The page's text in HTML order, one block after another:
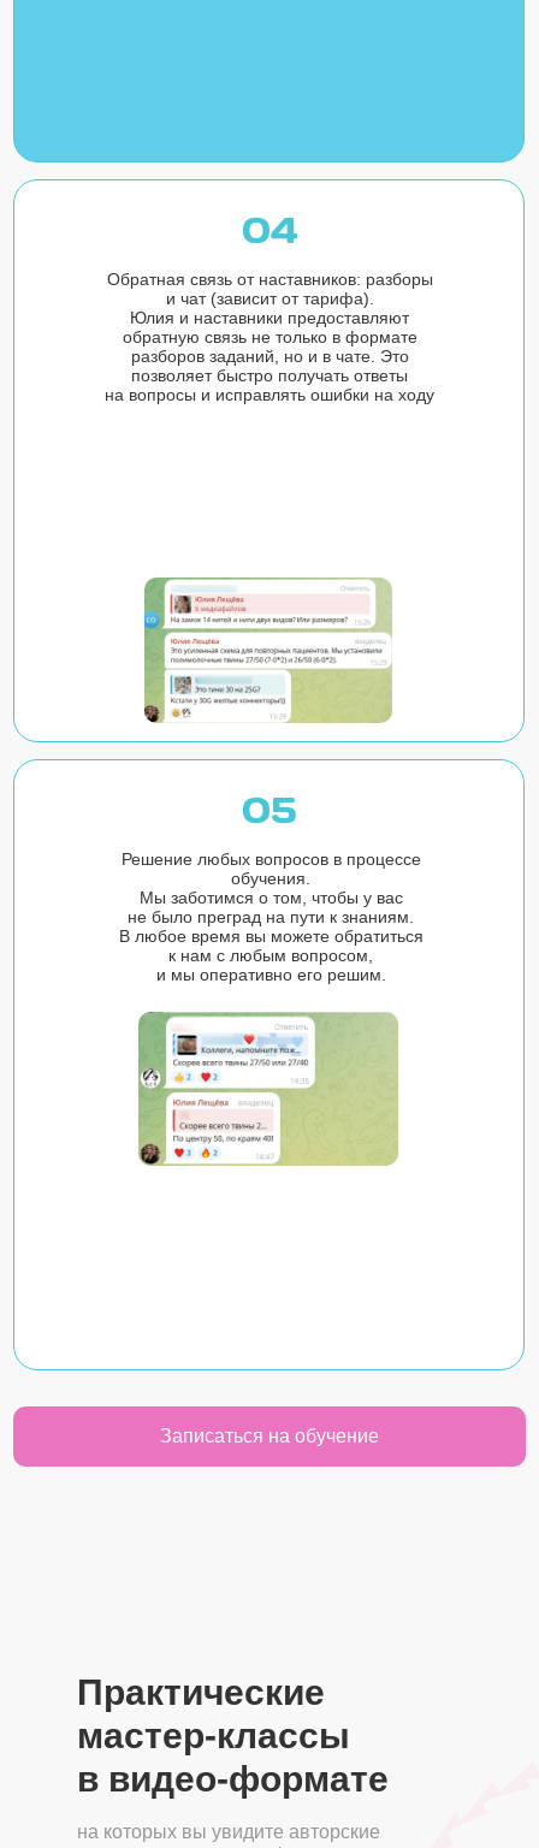
Решение любых вопросов в процессе
обучения.
Мы заботимся о том, чтобы у вас
не было преград на пути к знаниям.
В любое время вы можете обратиться
к нам с любым вопросом,
и мы оперативно его решим.
Обратная связь от наставников: разборы
и чат (зависит от тарифа).
Юлия и наставники предоставляют
обратную связь не только в формате
разборов заданий, но и в чате. Это
позволяет быстро получать ответы
на вопросы и исправлять ошибки на ходу
04
05
Записаться на обучение
Практические
мастер-классы
в видео-формате
на которых вы увидите авторские